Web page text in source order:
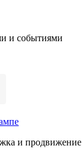
и событиями
и продвижение